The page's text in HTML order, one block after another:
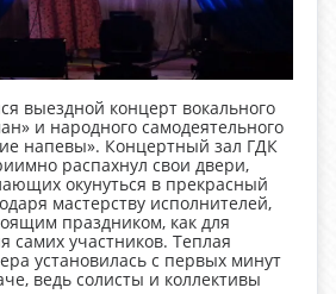
выездной концерт вокального
и народного самодеятельного
напевы». Концертный зал ГДК
распахнул свои двери,
окунуться в прекрасный
мастерству исполнителей,
праздником, как для
самих участников. Теплая
установилась с первых минут
ведь солисты и коллективы